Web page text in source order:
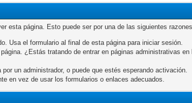
esta página. Esto puede ser por una de las siguientes
Usa el formulario al final de esta página para iniciar sesión.
¿Estás tratando de entrar en páginas administrativas
un administrador, o puede que estés esperando activación.
en vez de usar los formularios o enlaces adecuados.